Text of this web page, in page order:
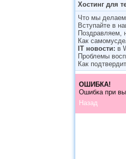
Хостинг для
Что мы делаем
Вступайте в
Поздравляем,
Как
IT новости: в
Проблемы
Как
ОШИБКА!
Ошибка при
Назад